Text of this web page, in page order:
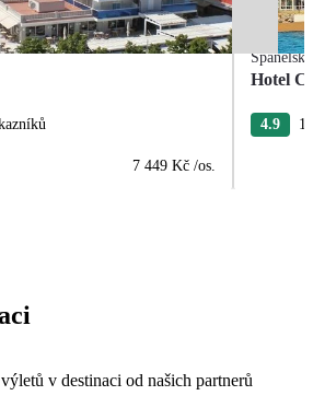
7 449 Kč /os.
Španělsko
Hotel
4.9
v destinaci od našich partnerů